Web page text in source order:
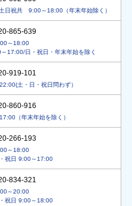
日祝共 9:00～18:00（年末年始除く）
865-639
～18:00
17:00/日・祝日・年末年始を除く
919-101
土・日・祝日問わず）
860-916
（年末年始を除く）
266-193
～18:00
祝日 9:00～17:00
834-321
～20:00
祝日 9:00～18:00